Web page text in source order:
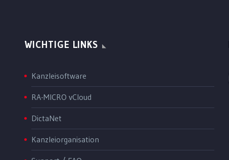
WICHTIGE LINKS
Kanzleisoftware
RA-MICRO vCloud
DictaNet
Kanzleiorganisation